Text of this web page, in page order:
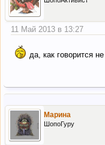
11 Май 2013 в 13:27
да, как говорится
Марина
ШопоГуру